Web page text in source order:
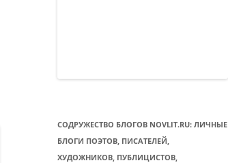
СОДРУЖЕСТВО БЛОГОВ NOVLIT.RU: ЛИЧНЫЕ
БЛОГИ ПОЭТОВ, ПИСАТЕЛЕЙ,
ХУДОЖНИКОВ, ПУБЛИЦИСТОВ,